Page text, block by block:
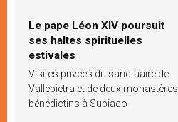
Le pape Léon XIV poursuit
ses haltes spirituelles
estivales
Visites privées du sanctuaire de
Vallepietra et de deux monastères
bénédictins à Subiaco